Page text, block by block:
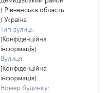
/ Рівненська область
/ Україна
Тип вулиці:
[Конфіденційна
інформація]
Вулиця:
[Конфіденційна
інформація]
Номер будинку: